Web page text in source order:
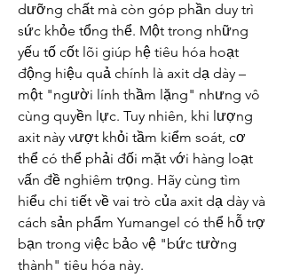
dưỡng chất mà còn góp phần duy trì
sức khỏe tổng thể. Một trong những
yếu tố cốt lõi giúp hệ tiêu hóa hoạt
động hiệu quả chính là axit dạ dày –
một "người lính thầm lặng" nhưng vô
cùng quyền lực. Tuy nhiên, khi lượng
axit này vượt khỏi tầm kiểm soát, cơ
thể có thể phải đối mặt với hàng loạt
vấn đề nghiêm trọng. Hãy cùng tìm
hiểu chi tiết về vai trò của axit dạ dày và
cách sản phẩm Yumangel có thể hỗ trợ
bạn trong việc bảo vệ "bức tường
thành" tiêu hóa này.